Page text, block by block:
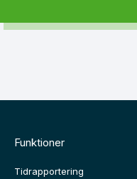
Funktioner
Tidrapportering